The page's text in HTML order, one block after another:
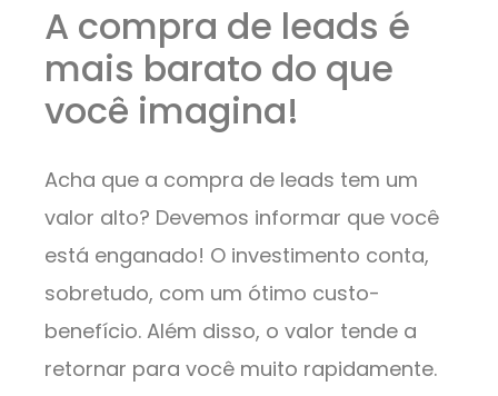
A compra de leads é
mais barato do que
você imagina!
Acha que a compra de leads tem um
valor alto? Devemos informar que você
está enganado! O investimento conta,
sobretudo, com um ótimo custo-
benefício. Além disso, o valor tende a
retornar para você muito rapidamente.